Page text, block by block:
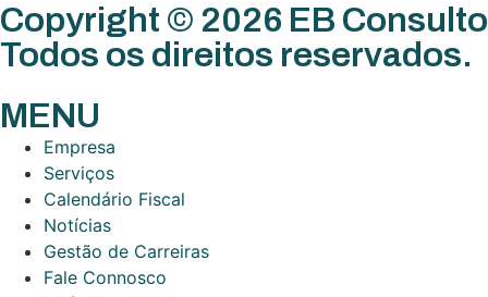
Copyright © 2026 EB
Todos os direitos reservados.
MENU
Empresa
Serviços
Calendário Fiscal
Notícias
Gestão de Carreiras
Fale Connosco